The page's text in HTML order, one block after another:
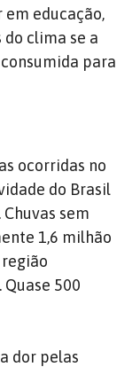
em educação,
do clima se a
para
ocorridas no
do Brasil
sem
1,6 milhão
500
dor pelas